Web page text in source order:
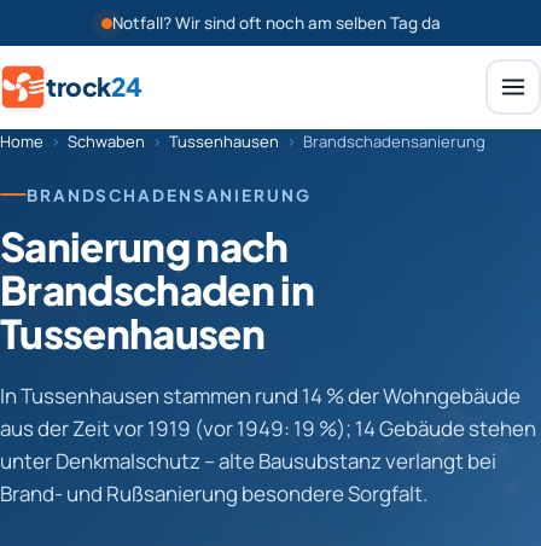
Notfall? Wir sind oft noch am selben Tag da
trock24
Home › Schwaben › Tussenhausen › Brandschadensanierung
BRANDSCHADENSANIERUNG
Sanierung nach
Brandschaden in
Tussenhausen
In Tussenhausen stammen rund 14 % der Wohngebäude
aus der Zeit vor 1919 (vor 1949: 19 %); 14 Gebäude stehen
unter Denkmalschutz – alte Bausubstanz verlangt bei
Brand- und Rußsanierung besondere Sorgfalt.